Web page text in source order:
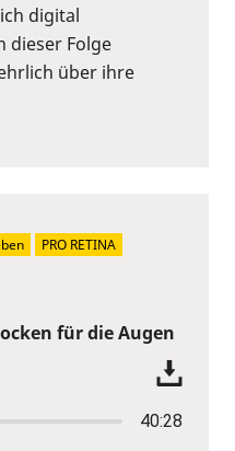
digital
dieser Folge
über ihre
für die Augen
40:28
PRO RETINA